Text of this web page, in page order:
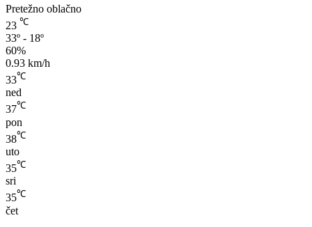
Pretežno oblačno
23 ℃
33º - 18º
60%
0.93 km/h
33℃
ned
37℃
pon
38℃
uto
35℃
sri
35℃
čet